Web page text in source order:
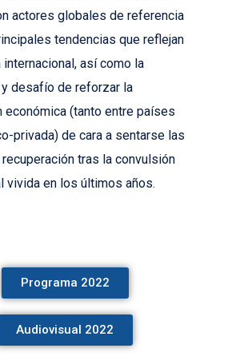
actores globales de referencia
tendencias que reflejan
internacional, así como la
desafío de reforzar la
económica (tanto entre países
privada) de cara a sentarse las
tras la convulsión
vivida en los últimos años.
Programa 2022
Audiovisual 2022